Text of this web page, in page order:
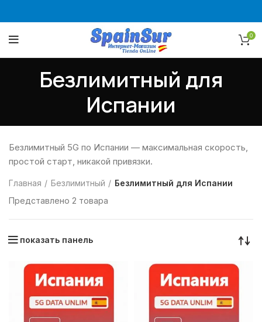
0
Безлимитный для
Испании
Безлимитный 5G по Испании — максимальная скорость,
простой старт, никакой привязки.
Главная Безлимитный
Безлимитный для Испании
Представлено 2 товара
показать панель